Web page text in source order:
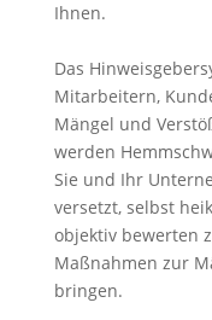
Ihnen.
Das
Mitarbeitern,
Mängel und
werden
Sie und Ihr
versetzt, selbst
objektiv bewerten
Maßnahmen zur
bringen.